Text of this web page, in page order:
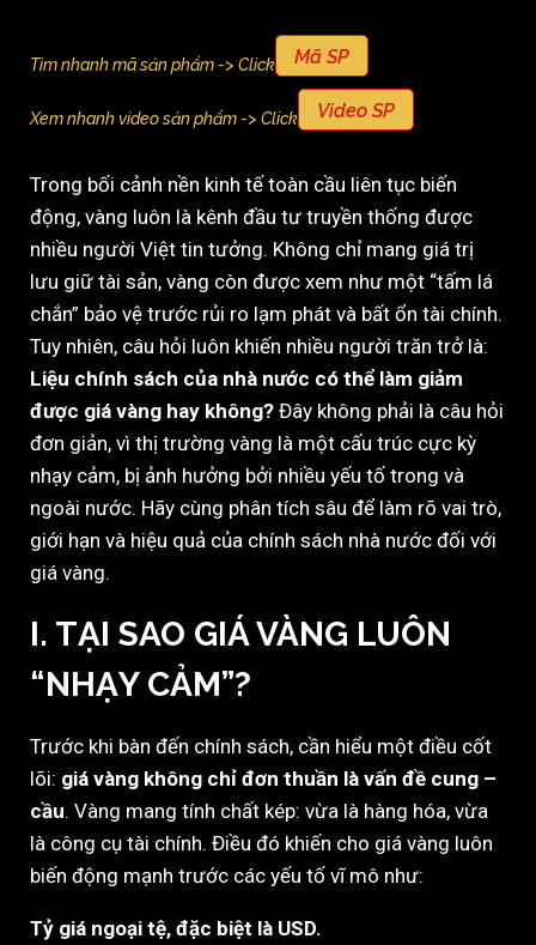
Tìm nhanh mã sản phẩm -> Click Mã SP
Xem nhanh video sản phẩm -> Click Video SP
Trong bối cảnh nền kinh tế toàn cầu liên tục biến
động, vàng luôn là kênh đầu tư truyền thống được
nhiều người Việt tin tưởng. Không chỉ mang giá trị
lưu giữ tài sản, vàng còn được xem như một “tấm lá
chắn” bảo vệ trước rủi ro lạm phát và bất ổn tài chính.
Tuy nhiên, câu hỏi luôn khiến nhiều người trăn trở là:
Liệu chính sách của nhà nước có thể làm giảm
được giá vàng hay không? Đây không phải là câu hỏi
đơn giản, vì thị trường vàng là một cấu trúc cực kỳ
nhạy cảm, bị ảnh hưởng bởi nhiều yếu tố trong và
ngoài nước. Hãy cùng phân tích sâu để làm rõ vai trò,
giới hạn và hiệu quả của chính sách nhà nước đối với
giá vàng.
I. TẠI SAO GIÁ VÀNG LUÔN
“NHẠY CẢM”?
Trước khi bàn đến chính sách, cần hiểu một điều cốt
lõi: giá vàng không chỉ đơn thuần là vấn đề cung –
cầu. Vàng mang tính chất kép: vừa là hàng hóa, vừa
là công cụ tài chính. Điều đó khiến cho giá vàng luôn
biến động mạnh trước các yếu tố vĩ mô như:
Tỷ giá ngoại tệ, đặc biệt là USD.